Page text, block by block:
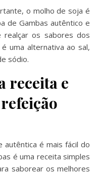
o molho de soja é
de Gambas autêntico e
os sabores dos
uma alternativa ao sal,
sódio.
receita e
autêntica é mais fácil do
é uma receita simples
saborear os melhores